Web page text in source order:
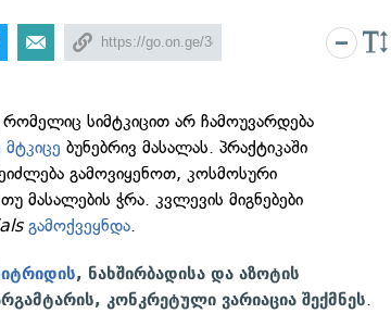
რომელიც სიმტკიცით არ ჩამოუვარდება
ბუნებრივ მასალას. პრაქტიკაში
გამოვიყენოთ, კოსმოსური
მასალების ჭრა. კვლევის მიგნებები
გამოქვეყნდა.
, ნახშირბადისა და აზოტის
კონკრეტული ვარიაცია შექმნეს.